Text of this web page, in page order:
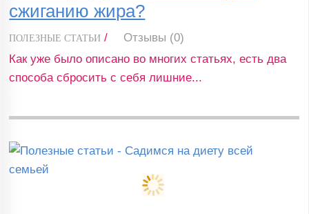
сжиганию жира?
ПОЛЕЗНЫЕ СТАТЬИ /
Отзывы (0)
Как уже было описано во многих статьях, есть два
способа сбросить с себя лишние...